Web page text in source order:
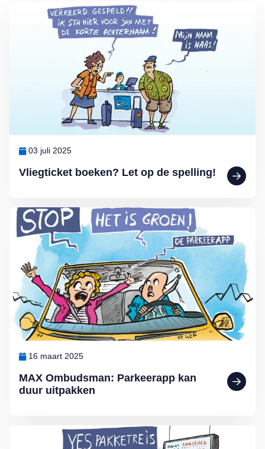
Vliegticket boeken? Let op de spelling!
03 juli 2025
Lees meer over Vliegticket boeken? Let op de spelling!
MAX Ombudsman: Parkeerapp kan
duur uitpakken
16 maart 2025
Lees meer over MAX Ombudsman: Parkeerapp kan duur uitpakken
Lees meer over De voordelen van een pakketreis volgens MAX